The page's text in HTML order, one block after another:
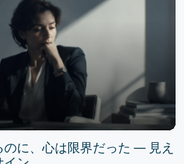
に、心は限界だった ― 見え